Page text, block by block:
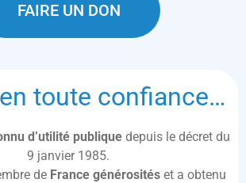
FAIRE UN DON
toute confiance…
d’utilité publique depuis le décret du
9 janvier 1985.
de France générositéset a obtenu